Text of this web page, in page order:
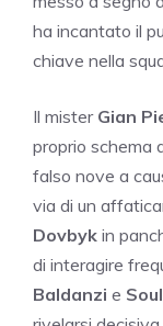
ha incantato il
chiave nella
Il mister Gian
proprio schema
falso nove a
via di un
Dovbyk in
di interagire
Baldanzi e